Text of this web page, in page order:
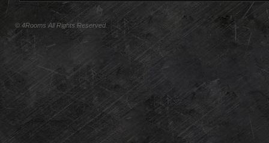
© 4Rooms All Rights Reserved.